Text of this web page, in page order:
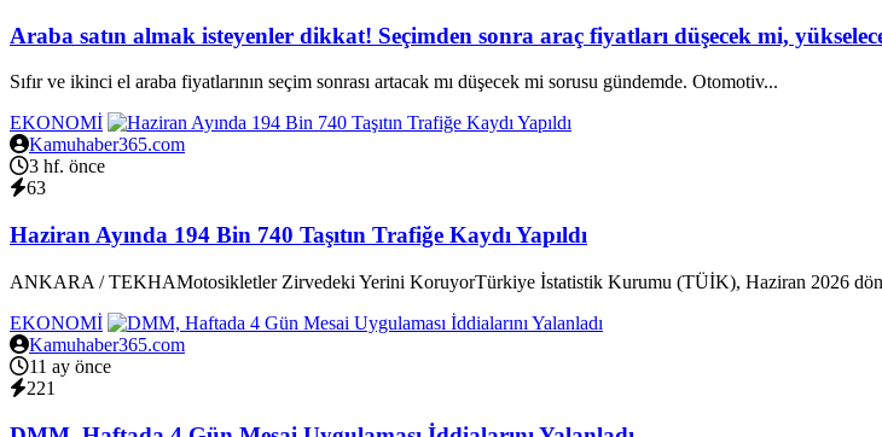
Araba satın almak isteyenler dikkat! Seçimden sonra araç fiyatları düşecek mi,
Sıfır ve ikinci el araba fiyatlarının seçim sonrası artacak mı düşecek mi sorusu gündemde. Otomotiv...
EKONOMİ
Kamuhaber365.com
3 hf. önce
63
Haziran Ayında 194 Bin 740 Taşıtın Trafiğe Kaydı Yapıldı
ANKARA / TEKHAMotosikletler Zirvedeki Yerini KoruyorTürkiye İstatistik Kurumu (TÜİK), Haziran 2026
EKONOMİ
Kamuhaber365.com
11 ay önce
221